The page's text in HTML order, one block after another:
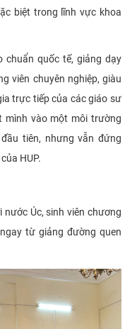
biệt trong lĩnh vực khoa
chuẩn quốc tế, giảng dạy
viên chuyên nghiệp, giàu
trực tiếp của các giáo sư
mình vào một môi trường
tiên, nhưng vẫn đứng
HUP.
Úc, sinh viên chương
từ giảng đường quen